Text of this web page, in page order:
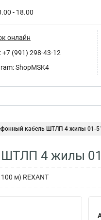
- 18.00
онлайн
+7 (991) 298-43-12
ShopMSK4
кабель ШТЛП 4 жилы 01-
ШТЛП 4 жилы
м) REXANT